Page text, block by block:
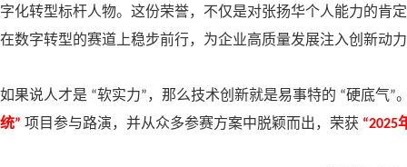
字化转型标杆人物。 这份荣誉，不仅是对张扬华个人能力的肯
在数字转型的赛道上稳步前行，为企业高质量发展注入创新动
如果说人才是 “软实力”，那么技术创新就是易事特的 “硬底气”
统” 项目参与路演，并从众多参赛方案中脱颖而出，荣获 “2025